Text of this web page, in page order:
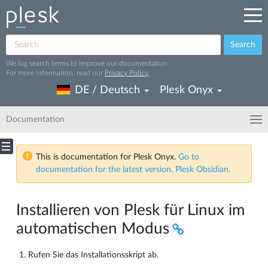
Search
We log search terms to improve our documentation.
For more information, read our Privacy Policy
DE / Deutsch Plesk Onyx
Documentation
This is documentation for Plesk Onyx. Go to
documentation for the latest version, Plesk Obsidian.
Installieren von Plesk für Linux im
automatischen Modus
Rufen Sie das Installationsskript ab.